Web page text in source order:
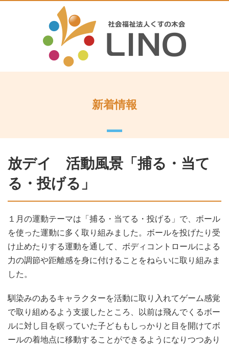
新着情報
放デイ 活動風景「捕る・当て
る・投げる」
１月の運動テーマは「捕る・当てる・投げる」で、ボール
を使った運動に多く取り組みました。ボールを投げたり受
け止めたりする運動を通して、ボディコントロールによる
力の調節や距離感を身に付けることをねらいに取り組みま
した。
馴染みのあるキャラクターを活動に取り入れてゲーム感覚
で取り組めるよう支援したところ、以前は飛んでくるボー
ルに対し目を瞑っていた子どももしっかりと目を開けてボ
ールの着地点に移動することができるようになりつつあり